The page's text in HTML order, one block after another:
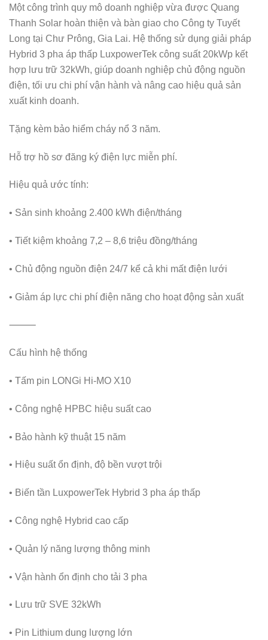
Một công trình quy mô doanh nghiệp vừa được Quang
Thanh Solar hoàn thiện và bàn giao cho Công ty Tuyết
Long tại Chư Prông, Gia Lai. Hệ thống sử dụng giải pháp
Hybrid 3 pha áp thấp LuxpowerTek công suất 20kWp kết
hợp lưu trữ 32kWh, giúp doanh nghiệp chủ động nguồn
điện, tối ưu chi phí vận hành và nâng cao hiệu quả sản
xuất kinh doanh.
Tặng kèm bảo hiểm cháy nổ 3 năm.
Hỗ trợ hồ sơ đăng ký điện lực miễn phí.
Hiệu quả ước tính:
• Sản sinh khoảng 2.400 kWh điện/tháng
• Tiết kiệm khoảng 7,2 – 8,6 triệu đồng/tháng
• Chủ động nguồn điện 24/7 kể cả khi mất điện lưới
• Giảm áp lực chi phí điện năng cho hoạt động sản xuất
⸻
Cấu hình hệ thống
• Tấm pin LONGi Hi-MO X10
• Công nghệ HPBC hiệu suất cao
• Bảo hành kỹ thuật 15 năm
• Hiệu suất ổn định, độ bền vượt trội
• Biến tần LuxpowerTek Hybrid 3 pha áp thấp
• Công nghệ Hybrid cao cấp
• Quản lý năng lượng thông minh
• Vận hành ổn định cho tải 3 pha
• Lưu trữ SVE 32kWh
• Pin Lithium dung lượng lớn